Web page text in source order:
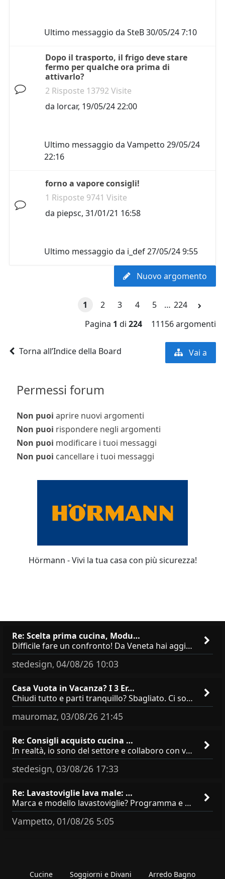
Ultimo messaggio da SteB30/05/24 7:10
Dopo il trasporto, il frigo deve stare
fermo per qualche ora prima di
attivarlo?
2 Risposte 13792 Visite
da lorcar, 19/05/24 22:00
Ultimo messaggio da Vampetto 29/05/24
22:16
forno a vapore consigli!
1 Risposte 9741 Visite
da piepsc, 31/01/21 16:58
Ultimo messaggio da i_def27/05/24 9:55
Nuovo argomento
1 2 3 4 5 … 224
Pagina 1 di 224 11156 argomenti
Torna all’Indice della Board Vai a
Permessi forum
Non puoi aprire nuovi argomenti
Non puoi rispondere negli argomenti
Non puoi modificare i tuoi messaggi
Non puoi cancellare i tuoi messaggi
Hörmann - Vivi la tua casa con più sicurezza!
Re: Scelta prima cucina, Modu…
Difficile fare un confronto! Da Veneta hai aggiunto i pensili a tutta altezza e una colonna dispensa da 30, che da soli
stedesign, 04/08/26 10:03
Casa Vuota in Vacanza? I 3 Er…
Chiudi tutto e parti tranquillo? Sbagliato. Ci sono 3 comportamenti che dicono ai ladri &quot;sono via per due settimane
mauromaz, 03/08/26 21:45
Re: Consigli acquisto cucina …
In realtà, io sono del settore e collaboro con vari negozi, ti possono dire che sono tutti brand abbastanza simili come
stedesign, 03/08/26 17:33
Re: Lavastoviglie lava male: …
Marca e modello lavastoviglie? Programma e Deterisvo utilizzato ? Decalcificatore è regolato in in base alla durezza
Vampetto, 01/08/26 5:05
Cucine Soggiorni e Divani Arredo Bagno